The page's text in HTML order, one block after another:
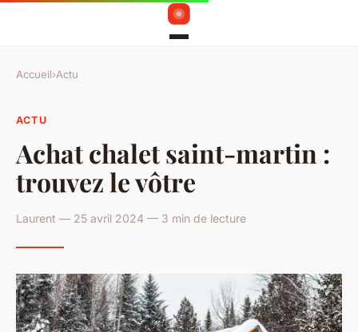
Accueil›Actu
ACTU
Achat chalet saint-martin :
trouvez le vôtre
Laurent — 25 avril 2024 — 3 min de lecture